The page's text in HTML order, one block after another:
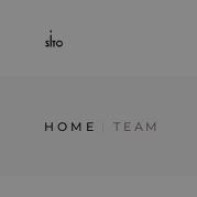
HOME TEAM